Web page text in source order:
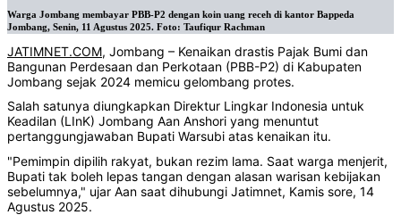
Warga Jombang membayar PBB-P2 dengan koin uang receh di kantor Bappeda
Jombang, Senin, 11 Agustus 2025. Foto: Taufiqur Rachman
JATIMNET.COM, Jombang – Kenaikan drastis Pajak Bumi dan
Bangunan Perdesaan dan Perkotaan (PBB-P2) di Kabupaten
Jombang sejak 2024 memicu gelombang protes.
Salah satunya diungkapkan Direktur Lingkar Indonesia untuk
Keadilan (LInK) Jombang Aan Anshori yang menuntut
pertanggungjawaban Bupati Warsubi atas kenaikan itu.
"Pemimpin dipilih rakyat, bukan rezim lama. Saat warga menjerit,
Bupati tak boleh lepas tangan dengan alasan warisan kebijakan
sebelumnya," ujar Aan saat dihubungi Jatimnet, Kamis sore, 14
Agustus 2025.